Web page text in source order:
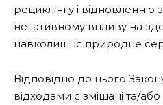
рециклінгу і відновленню
негативному впливу на
навколишнє природне
Відповідно до цього
відходами є змішані та/або